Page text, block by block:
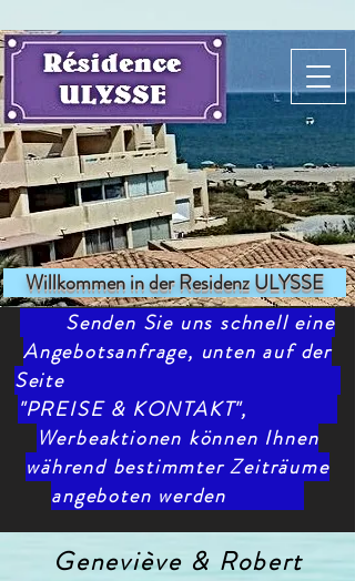
Willkommen in der Residenz ULYSSE
Senden Sie uns schnell eine
Angebotsanfrage, unten auf der
Seite
"PREISE & KONTAKT",
Werbeaktionen können Ihnen
während bestimmter Zeiträume
angeboten werden
Geneviève & Robert